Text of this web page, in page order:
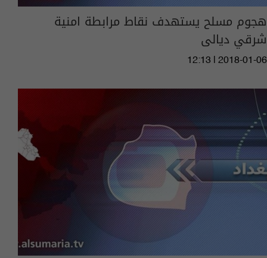
هجوم مسلح يستهدف نقاط مرابطة امنية
شرقي ديالى
12:13 | 2018-01-06